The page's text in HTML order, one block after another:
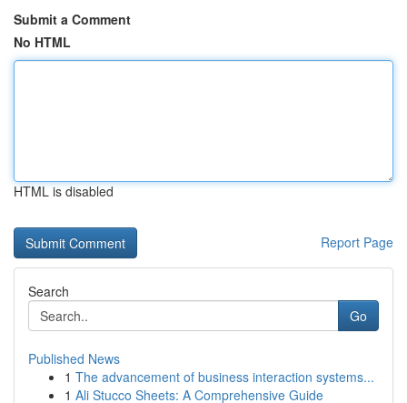
Submit a Comment
No HTML
HTML is disabled
Report Page
Search
Go
Published News
1 The advancement of business interaction systems...
1 Ali Stucco Sheets: A Comprehensive Guide